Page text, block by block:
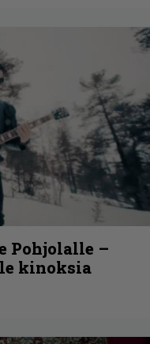
Pohjolalle –
kinoksia